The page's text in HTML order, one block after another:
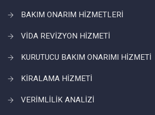
BAKIM ONARIM HİZMETLERİ
VİDA REVİZYON HİZMETİ
KURUTUCU BAKIM ONARIMI HİZMETİ
KİRALAMA HİZMETİ
VERİMLİLİK ANALİZİ